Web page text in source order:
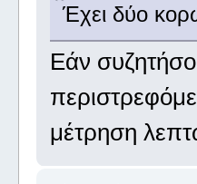
Έχει δύο
Εάν
μέτρηση